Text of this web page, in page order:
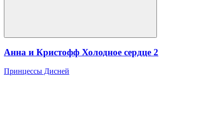
Анна и Кристофф Холодное сердце 2
Принцессы Дисней